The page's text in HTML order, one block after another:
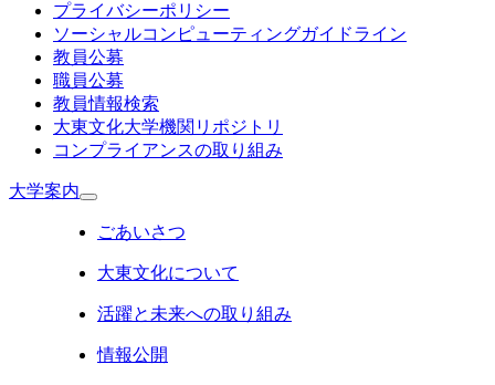
プライバシーポリシー
ソーシャルコンピューティングガイドライン
教員公募
職員公募
教員情報検索
大東文化大学機関リポジトリ
コンプライアンスの取り組み
大学案内
ごあいさつ
大東文化について
活躍と未来への取り組み
情報公開